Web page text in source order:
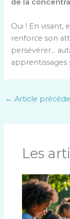
de la
Oui ! En visant,
renforce son
persévérer…
apprentissages
← Article
Les